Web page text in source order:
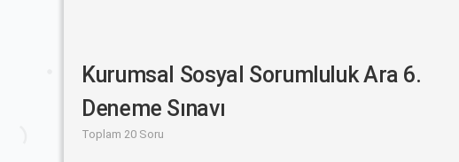
Kurumsal Sosyal Sorumluluk Ara 6.
Deneme Sınavı
Toplam 20 Soru